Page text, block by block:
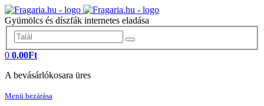
Gyümölcs és díszfák internetes eladása
0 0.00Ft
A bevásárlókosara üres
Menü bezárása